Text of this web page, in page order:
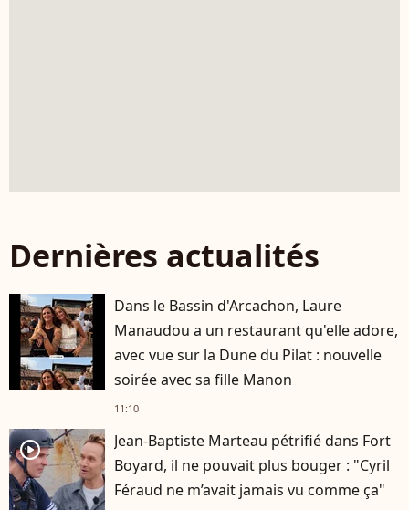
Dernières actualités
Dans le Bassin d'Arcachon, Laure
Manaudou a un restaurant qu'elle adore,
avec vue sur la Dune du Pilat : nouvelle
soirée avec sa fille Manon
11:10
player2
Jean-Baptiste Marteau pétrifié dans Fort
Boyard, il ne pouvait plus bouger : "Cyril
Féraud ne m’avait jamais vu comme ça"